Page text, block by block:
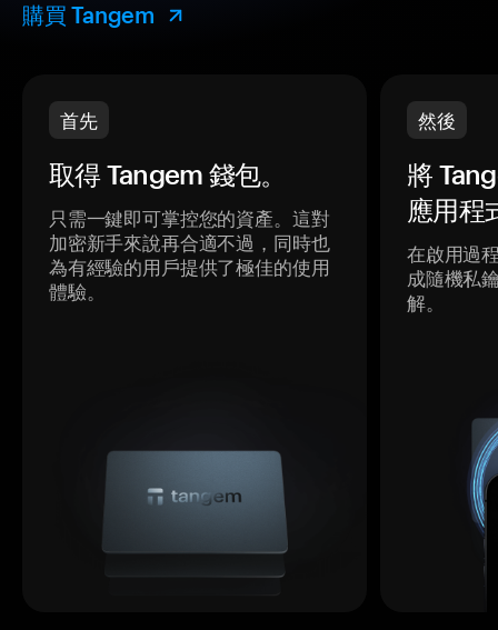
購買 Tangem
首先
取得 Tangem 錢包。
只需一鍵即可掌控您的資產。這對
加密新手來說再合適不過，同時也
為有經驗的用戶提供了極佳的使用
體驗。
然後
將
應用程
在啟用過
成隨機私
解。